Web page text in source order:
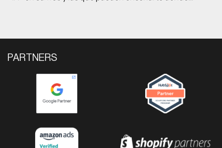
ejemplos […]
PARTNERS